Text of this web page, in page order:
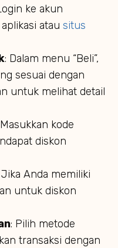
ke akun
atau situs
: Dalam menu “Beli”,
sesuai dengan
untuk melihat detail
kode
diskon
Jika Anda memiliki
untuk diskon
: Pilih metode
transaksi dengan